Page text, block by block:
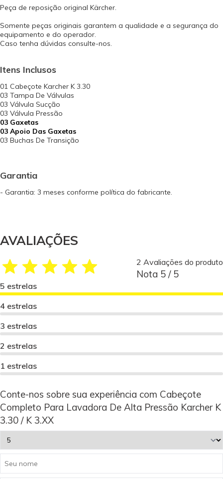
Peça de reposição original Kärcher.
Somente peças originais garantem a qualidade e a segurança do
equipamento e do operador.
Caso tenha dúvidas consulte-nos.
Itens Inclusos
01 Cabeçote Karcher K 3.30
03 Tampa De Válvulas
03 Válvula Sucção
03 Válvula Pressão
03 Gaxetas
03 Apoio Das Gaxetas
03 Buchas De Transição
Garantia
- Garantia: 3 meses conforme política do fabricante.
AVALIAÇÕES
2 Avaliações do produto
Nota 5 / 5
5 estrelas
4 estrelas
3 estrelas
2 estrelas
1 estrelas
Conte-nos sobre sua experiência com Cabeçote
Completo Para Lavadora De Alta Pressão Karcher K
3.30 / K 3.XX